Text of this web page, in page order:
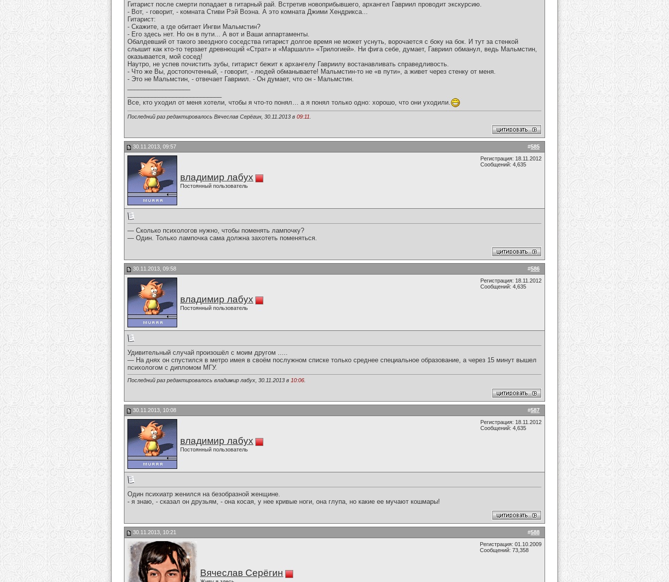
Гитарист после смерти попадает в гитарный рай. Встретив новоприбывшего, архангел Гавриил проводит экскурсию.
- Вот, - говорит, - комната Стиви Рэй Воэна. А это комната Джими Хендрикса...
Гитарист:
- Скажите, а где обитает Ингви Мальмстин?
- Его здесь нет. Но он в пути... А вот и Ваши аппартаменты.
Обалдевший от такого звездного соседства гитарист долгое время не может уснуть, ворочается с боку на бок. И тут за стенкой
слышит как кто-то терзает древнющий «Страт» и «Маршалл» «Трилогией». Ни фига себе, думает, Гавриил обманул, ведь Мальмстин,
оказывается, мой сосед!
Наутро, не успев почистить зубы, гитарист бежит к архангелу Гавриилу востанавливать справедливость.
- Что же Вы, достопочтенный, - говорит, - людей обманываете! Мальмстин-то не «в пути», а живет через стенку от меня.
- Это не Мальмстин, - отвечает Гавриил. - Он думает, что он - Мальмстин.
Все, кто уходил от меня хотели, чтобы я что-то понял… а я понял только одно: хорошо, что они уходили.
Последний раз редактировалось Вячеслав Серёгин, 30.11.2013 в 09:11
#585
30.11.2013, 09:57
владимир лабух
Постоянный пользователь
Регистрация: 18.11.2012
Сообщений: 4,635
— Сколько психологов нужно, чтобы поменять лампочку?
— Один. Только лампочка сама должна захотеть поменяться.
#586
30.11.2013, 09:58
владимир лабух
Постоянный пользователь
Регистрация: 18.11.2012
Сообщений: 4,635
Удивительный случай произошёл с моим другом .....
— На днях он спустился в метро имея в своём послужном списке только среднее специальное образование, а через 15 минут вышел
психологом с дипломом МГУ.
Последний раз редактировалось владимир лабух, 30.11.2013 в 10:06
#587
30.11.2013, 10:08
владимир лабух
Постоянный пользователь
Регистрация: 18.11.2012
Сообщений: 4,635
Один психиатр женился на безобразной женщине.
- я знаю, - сказал он друзьям, - она косая, у нее кривые ноги, она глупа, но какие ее мучают кошмары!
#588
30.11.2013, 10:21
Вячеслав Серёгин
Регистрация: 01.10.2009
Сообщений: 73,358